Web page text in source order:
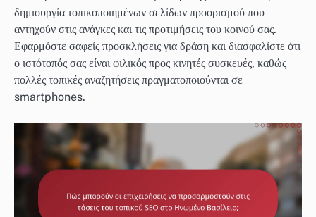
δημιουργία τοπικοποιημένων σελίδων προορισμού που
αντηχούν στις ανάγκες και τις προτιμήσεις του κοινού σας.
Εφαρμόστε σαφείς προσκλήσεις για δράση και διασφαλίστε ότι
ο ιστότοπός σας είναι φιλικός προς κινητές συσκευές, καθώς
πολλές τοπικές αναζητήσεις πραγματοποιούνται σε
smartphones.